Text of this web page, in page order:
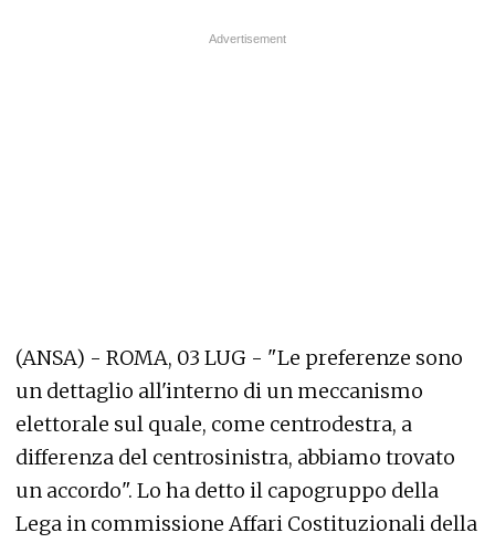
(ANSA) - ROMA, 03 LUG - "Le preferenze sono
un dettaglio all'interno di un meccanismo
elettorale sul quale, come centrodestra, a
differenza del centrosinistra, abbiamo trovato
un accordo". Lo ha detto il capogruppo della
Lega in commissione Affari Costituzionali della